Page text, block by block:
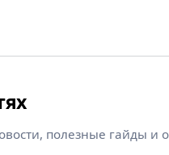
полезные гайды